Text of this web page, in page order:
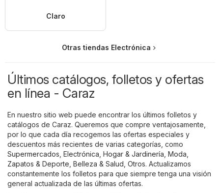
Claro
Otras tiendas Electrónica
Últimos catálogos, folletos y ofertas
en línea - Caraz
En nuestro sitio web puede encontrar los últimos folletos y
catálogos de Caraz. Queremos que compre ventajosamente,
por lo que cada día recogemos las ofertas especiales y
descuentos más recientes de varias categorías, como
Supermercados Electrónica Hogar & Jardinería Moda,
Zapatos & Deporte Belleza & Salud Otros. Actualizamos
constantemente los folletos para que siempre tenga una visión
general actualizada de las últimas ofertas.